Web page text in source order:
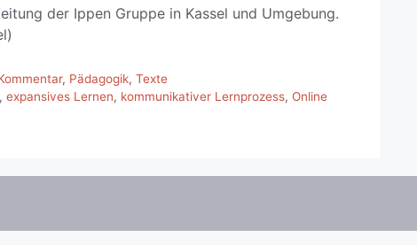
der Ippen Gruppe in Kassel und Umgebung.
, Pädagogik, Texte
expansives Lernen, kommunikativer Lernprozess, Online